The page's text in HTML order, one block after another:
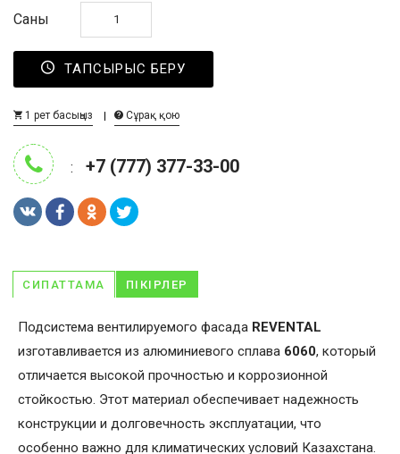
Саны
ТАПСЫРЫС БЕРУ
1 рет басыңыз Сұрақ қою
: +7 (777) 377-33-00
СИПАТТАМА ПІКІРЛЕР
Подсистема вентилируемого фасада REVENTAL
изготавливается из алюминиевого сплава 6060, который
отличается высокой прочностью и коррозионной
стойкостью. Этот материал обеспечивает надежность
конструкции и долговечность эксплуатации, что
особенно важно для климатических условий Казахстана.